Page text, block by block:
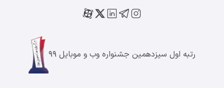
رتبه اول سیزدهمین جشنواره وب و موبایل ۹۹